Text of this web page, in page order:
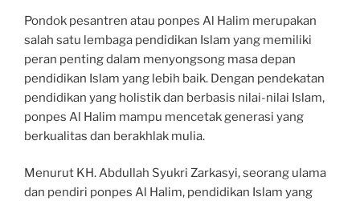
Pondok pesantren atau ponpes Al Halim merupakan
salah satu lembaga pendidikan Islam yang memiliki
peran penting dalam menyongsong masa depan
pendidikan Islam yang lebih baik. Dengan pendekatan
pendidikan yang holistik dan berbasis nilai-nilai Islam,
ponpes Al Halim mampu mencetak generasi yang
berkualitas dan berakhlak mulia.
Menurut KH. Abdullah Syukri Zarkasyi, seorang ulama
dan pendiri ponpes Al Halim, pendidikan Islam yang